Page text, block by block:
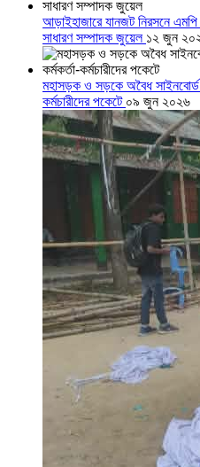
আড়াইহাজারে যানজট নিরসনে এমপি
সাধারণ সম্পাদক জুয়েল ১২ জুন
মহাসড়ক ও সড়কে অবৈধ
কর্মচারীদের পকেটে ০৯ জুন ২০২৬